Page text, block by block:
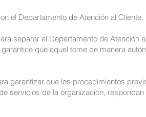
el Departamento de Atención al Cliente.
separar el Departamento de Atención
que aquel tome de manera
garantizar que los procedimientos
servicios de la organización,